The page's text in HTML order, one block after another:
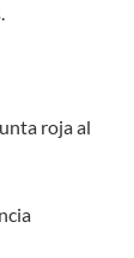
roja al